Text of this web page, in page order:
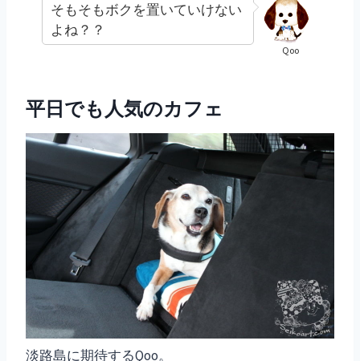
Qoo
そもそもボクを置いていけない
よね？？
平日でも人気のカフェ
淡路島に期待するQoo。